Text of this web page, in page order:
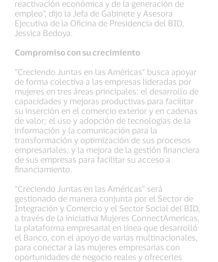
reactivación económica y de la generación de
empleo”, dijo la Jefa de Gabinete y Asesora
Ejecutiva de la Oficina de Presidencia del BID,
Jessica Bedoya.
Compromiso con su crecimiento
“Creciendo Juntas en las Américas” busca apoyar
de forma colectiva a las empresas lideradas por
mujeres en tres áreas principales: el desarrollo de
capacidades y mejoras productivas para facilitar
su inserción en el comercio exterior y en cadenas
de valor; el uso y adopción de tecnologías de la
información y la comunicación para la
transformación y optimización de sus procesos
empresariales; y la mejora de la gestión financiera
de sus empresas para facilitar su acceso a
financiamiento.
“Creciendo Juntas en las Américas” será
gestionado de manera conjunta por el Sector de
Integración y Comercio y el Sector Social del BID,
a través de la iniciativa Mujeres ConnectAmericas,
la plataforma empresarial en línea que desarrolló
el Banco, con el apoyo de varias multinacionales,
para conectar a las mujeres empresarias con
oportunidades de negocio reales y ofrecerles